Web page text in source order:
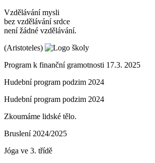
Vzdělávání mysli
bez vzdělávání srdce
není žádné vzdělávání.
(Aristoteles)
Program k finanční gramotnosti 17.3. 2025
Hudební program podzim 2024
Hudební program podzim 2024
Zkoumáme lidské tělo.
Bruslení 2024/2025
Jóga ve 3. třídě